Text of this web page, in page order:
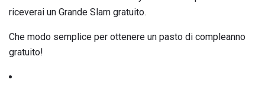
riceverai un Grande Slam gratuito.
Che modo semplice per ottenere un pasto di compleanno
gratuito!